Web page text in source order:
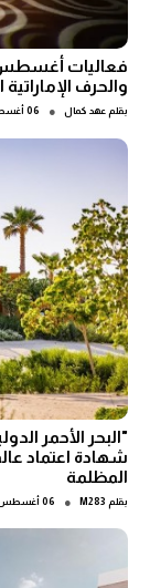
فعاليات أغسطس
والحرف الإماراتية
بقلم عهد كمال ● 06 أغسطس 2026
"البحر الأحمر
شهادة اعتماد
المظلمة
بقلم M283
● 06 أغسطس 2026